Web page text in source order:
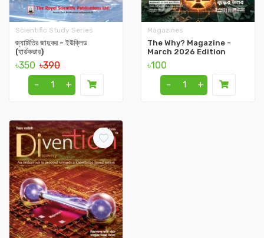
Scientific Study Series
জ্যামিতির জাদুকর - ইউক্লিড
(হার্ডকভার)
৳350 ৳390
-
+
Magazines
The Why? Magazine -
March 2026 Edition
৳100
-
+